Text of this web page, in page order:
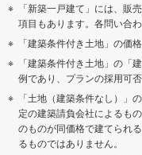
「新築一戸建て」には、販
項目もあります。各問い合
「建築条件付き土地」の価
「建築条件付き土地」の「
例であり、プランの採用可否
「土地（建築条件なし）」
定の建築請負会社によるも
のものが同価格で建てられ
るものではありません。